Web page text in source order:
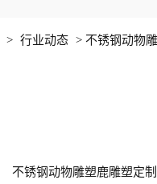
> 行业动态 > 不锈钢动物
不锈钢动物雕塑鹿雕塑定